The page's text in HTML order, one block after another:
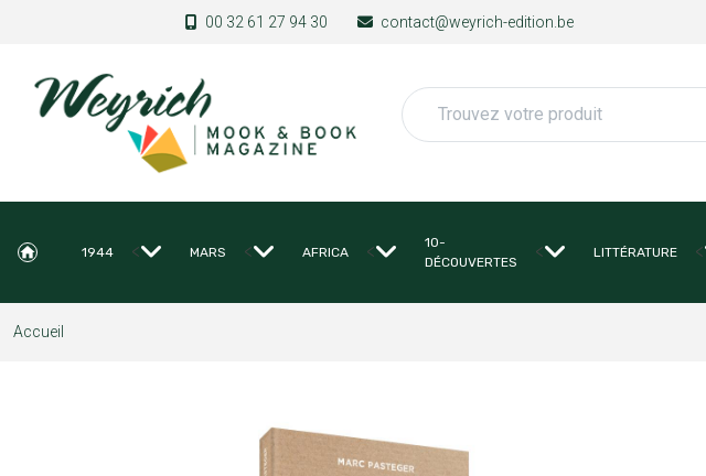
Aller au contenu principal 00 32 61 27 94 30 contact@weyrich-edition.be
Rechercher
1944 < MARS < AFRICA <
10-
DÉCOUVERTES
< LITTÉRATURE <
Accueil